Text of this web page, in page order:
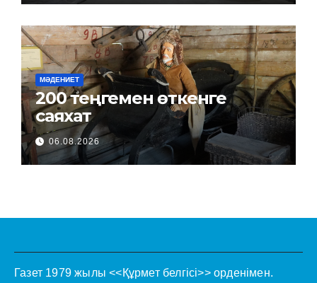
МӘДЕНИЕТ
200 теңгемен өткенге
саяхат
06.08.2026
Газет 1979 жылы <<Құрмет белгісі>> орденімен.